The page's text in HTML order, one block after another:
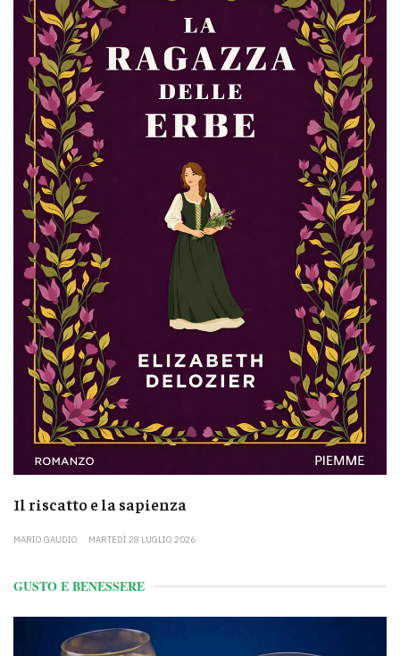
Il riscatto e la sapienza
MARIO GAUDIO MARTEDÌ 28 LUGLIO 2026
GUSTO E BENESSERE